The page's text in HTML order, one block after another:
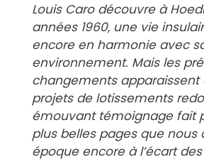
Louis Caro découvre à
années 1960, une vie
encore en harmonie avec
environnement. Mais les
changements apparaissent
projets de lotissements
émouvant témoignage fait
plus belles pages que nous
époque encore à l’écart